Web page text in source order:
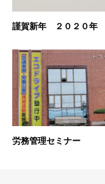
謹賀新年 ２０２０年
労務管理セミナー